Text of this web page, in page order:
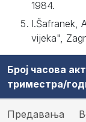
1984.
I.Šafranek,
vijeka",
Број часова
триместра/
Предавања